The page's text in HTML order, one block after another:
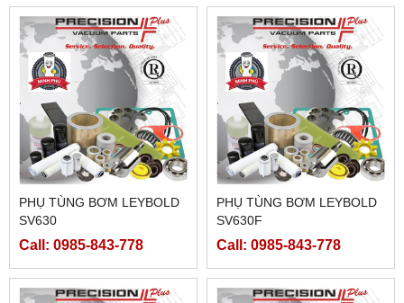
PHỤ TÙNG BƠM LEYBOLD
SV630
Call: 0985-843-778
PHỤ TÙNG BƠM LEYBOLD
SV630F
Call: 0985-843-778